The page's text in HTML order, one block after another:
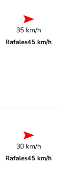
35 km/h
Rafales45 km/h
30 km/h
Rafales45 km/h